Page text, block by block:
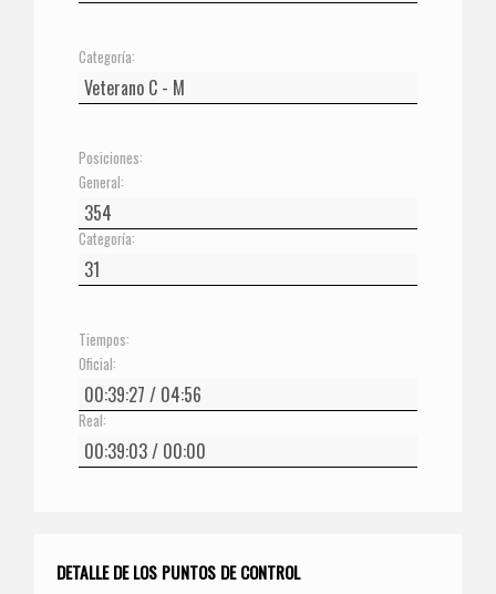
Categoría:
Posiciones:
General:
Categoría:
Tiempos:
Oficial:
Real:
DETALLE DE LOS PUNTOS DE CONTROL